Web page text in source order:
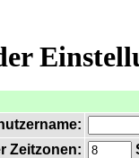
Zeitzonen: